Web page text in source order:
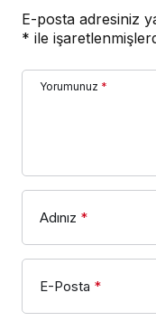
E-posta adresiniz
* ile
Yorumunuz *
Adınız *
E-Posta *